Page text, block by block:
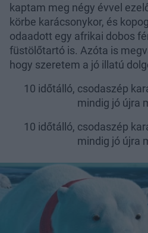
kaptam meg négy évvel
körbe karácsonykor, és
odaadott egy afrikai dobos
füstölőtartó is. Azóta is
hogy szeretem a jó illatú
10 időtálló, csodaszép
mindig jó újra
10 időtálló, csodaszép
mindig jó újra